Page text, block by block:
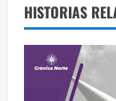
a
c
HISTORIAS